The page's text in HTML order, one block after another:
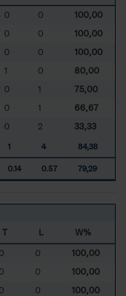
0 0
100,00
0 0
100,00
0 0
100,00
1 0
80,00
0 1
75,00
0 1
66,67
0 2 33,33
1 4 84,38
0.14 0.57 79,29
T L
W%
0 0
100,00
0 0
100,00
0 0
100,00